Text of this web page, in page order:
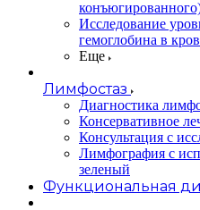
Исследование
гемоглобина в
Еще
Лимфостаз
Диагностика
Консервативное
Консультация с
Лимфография с
зеленый
Функциональная